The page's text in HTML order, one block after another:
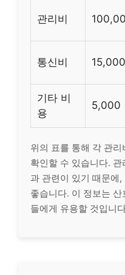
관리비
통신비 15,000
기타 비
용
5,000
위의 표를 통해 각 관
확인할 수 있습니다.
과 관련이 있기 때문에
좋습니다. 이 정보는
들에게 유용할 것입니